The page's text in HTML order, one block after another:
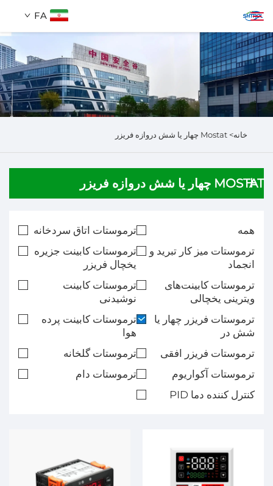
FA
دربارهٔ ما
محصولات
جستجو
خانه> Mostat چهار یا شش دروازه فریزر
MOSTAT چهار یا شش دروازه فریزر
همه
ترموستات اتاق سردخانه
ترموستات میز کار تبرید و
انجماد
ترموستات کابینت جزیره
یخچال فریزر
ترموستات کابینت‌های
ویترینی یخچالی
ترموستات کابینت
نوشیدنی
ترموستات فریزر چهار یا
شش در
ترموستات کابینت پرده
هوا
ترموستات فریزر افقی
ترموستات گلخانه
ترموستات آکواریوم
ترموستات دام
کنترل کننده دما PID